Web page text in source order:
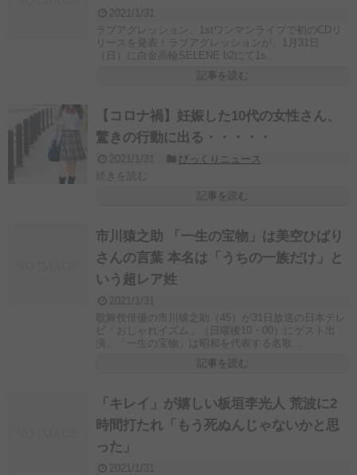
2021/1/31
ラブアグレッション、1stワンマンライブで初のCDリ
リースを発表！ラブアグレッションが、1月31日
（日）に白金高輪SELENE b2にて1s...
記事を読む
【コロナ禍】妊娠した10代の女性さん、
驚きの行動に出る・・・・・
2021/1/31
びっくりニュース
続きを読む
記事を読む
市川猿之助 「一生の宝物」は美空ひばり
さんの言葉 本名は「うちの一族だけ」と
いう超レア姓
2021/1/31
歌舞伎俳優の市川猿之助（45）が31日放送の日本テレ
ビ「おしゃれイズム」（日曜後10・00）にゲスト出
演、「一生の宝物」は昭和を代表する名歌...
記事を読む
「キレイ」が嬉しい板垣李光人 荒波に2
時間打たれ「もう死ぬんじゃないかと思
った」
2021/1/31